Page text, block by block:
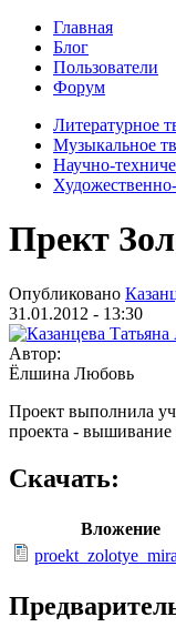
Главная
Блог
Пользователи
Форум
Литературное
Музыкальное
Научно-
Прект
Опубликовано
31.01.2012 - 13:30
Автор:
Ёлшина Любовь
Проект выполнила
проекта - вышивание
Скачать:
Вложение